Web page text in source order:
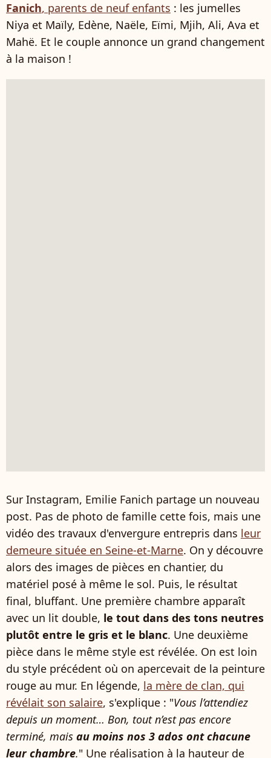
Fanich, parents de neuf enfants : les jumelles
Niya et Maïly, Edène, Naële, Eïmi, Mjih, Ali, Ava et
Mahë. Et le couple annonce un grand changement
à la maison !
Sur Instagram, Emilie Fanich partage un nouveau
post. Pas de photo de famille cette fois, mais une
vidéo des travaux d'envergure entrepris dans leur
demeure située en Seine-et-Marne. On y découvre
alors des images de pièces en chantier, du
matériel posé à même le sol. Puis, le résultat
final, bluffant. Une première chambre apparaît
avec un lit double, le tout dans des tons neutres
plutôt entre le gris et le blanc. Une deuxième
pièce dans le même style est révélée. On est loin
du style précédent où on apercevait de la peinture
rouge au mur. En légende, la mère de clan, qui
révélait son salaire, s'explique : "Vous l’attendiez
depuis un moment… Bon, tout n’est pas encore
terminé, mais au moins nos 3 ados ont chacune
leur chambre." Une réalisation à la hauteur de